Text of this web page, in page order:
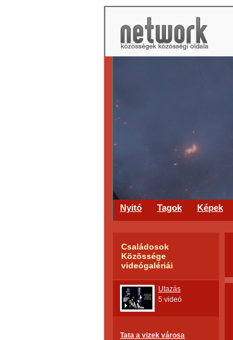
Nyitó Tagok Képek
Családosok
Közössége
videógalériái
Utazás
5 videó
Tata a vizek városa